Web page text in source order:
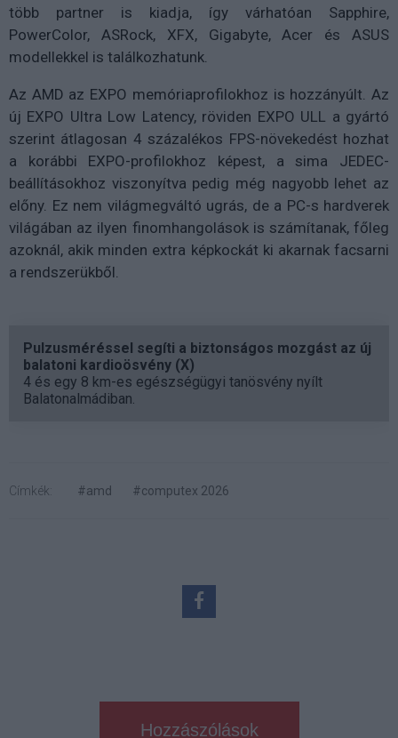
több partner is kiadja, így várhatóan Sapphire,
PowerColor, ASRock, XFX, Gigabyte, Acer és ASUS
modellekkel is találkozhatunk.
Az AMD az EXPO memóriaprofilokhoz is hozzányúlt. Az
új EXPO Ultra Low Latency, röviden EXPO ULL a gyártó
szerint átlagosan 4 százalékos FPS-növekedést hozhat
a korábbi EXPO-profilokhoz képest, a sima JEDEC-
beállításokhoz viszonyítva pedig még nagyobb lehet az
előny. Ez nem világmegváltó ugrás, de a PC-s hardverek
világában az ilyen finomhangolások is számítanak, főleg
azoknál, akik minden extra képkockát ki akarnak facsarni
a rendszerükből.
Pulzusméréssel segíti a biztonságos mozgást az új
balatoni kardioösvény (X)
4 és egy 8 km-es egészségügyi tanösvény nyílt
Balatonalmádiban.
Címkék: #amd #computex 2026
Hozzászólások